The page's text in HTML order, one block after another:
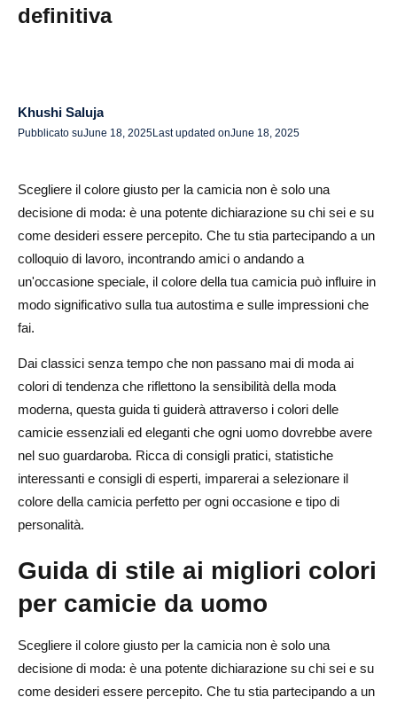
Domande frequenti sui migliori colori per camicie
pelle?
I colori vivaci delle camicie possono essere indossati
Le camicie rosa sono adatte agli ambienti professionali?
Qual è il colore della camicia più versatile?
definitiva
Khushi Saluja
Pubblicato suJune 18, 2025Last updated onJune 18, 2025
Scegliere il colore giusto per la camicia non è solo una
decisione di moda: è una potente dichiarazione su chi sei e su
come desideri essere percepito. Che tu stia partecipando a un
colloquio di lavoro, incontrando amici o andando a
un'occasione speciale, il colore della tua camicia può influire in
modo significativo sulla tua autostima e sulle impressioni che
fai.
Dai classici senza tempo che non passano mai di moda ai
colori di tendenza che riflettono la sensibilità della moda
moderna, questa guida ti guiderà attraverso i colori delle
camicie essenziali ed eleganti che ogni uomo dovrebbe avere
nel suo guardaroba. Ricca di consigli pratici, statistiche
interessanti e consigli di esperti, imparerai a selezionare il
colore della camicia perfetto per ogni occasione e tipo di
personalità.
Guida di stile ai migliori colori
per camicie da uomo
Scegliere il colore giusto per la camicia non è solo una
decisione di moda: è una potente dichiarazione su chi sei e su
come desideri essere percepito. Che tu stia partecipando a un